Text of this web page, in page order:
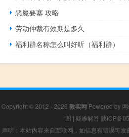
恶魔要塞 攻略
劳动仲裁有效期是多久
福利群名称怎么叫好听（福利群）
Copyright © 2012 - 2026 敦实网 Powered by
图 | 疑难解答 陕ICP备
声明：本站内容来自互联网，如信息有错误可